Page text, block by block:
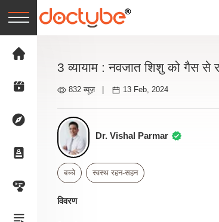
3 व्यायाम : नवजात शिशु को गैस से
832 व्यूज़ 13 Feb, 2024
Dr. Vishal Parmar
बच्चे स्वस्थ रहन-सहन
विवरण